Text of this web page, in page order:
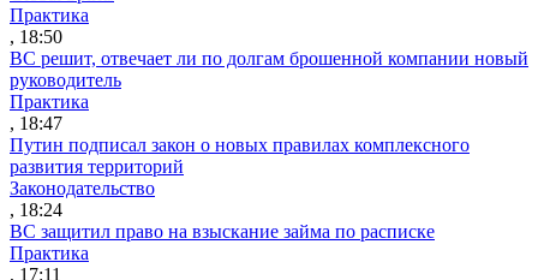
Практика
, 18:50
ВС решит, отвечает ли по долгам брошенной компании новый
руководитель
Практика
, 18:47
Путин подписал закон о новых правилах комплексного
развития территорий
Законодательство
, 18:24
ВС защитил право на взыскание займа по расписке
Практика
, 17:11